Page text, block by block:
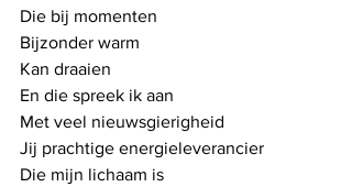
Die bij momenten
Bijzonder warm
Kan draaien
En die spreek ik aan
Met veel nieuwsgierigheid
Jij prachtige energieleverancier
Die mijn lichaam is